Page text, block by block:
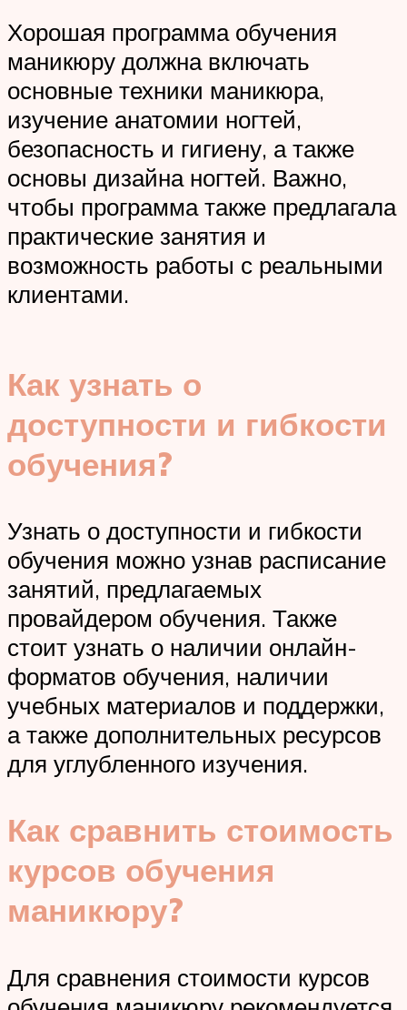
Хорошая программа обучения
маникюру должна включать
основные техники маникюра,
изучение анатомии ногтей,
безопасность и гигиену, а также
основы дизайна ногтей. Важно,
чтобы программа также предлагала
практические занятия и
возможность работы с реальными
клиентами.
Как узнать о
доступности и гибкости
обучения?
Узнать о доступности и гибкости
обучения можно узнав расписание
занятий, предлагаемых
провайдером обучения. Также
стоит узнать о наличии онлайн-
форматов обучения, наличии
учебных материалов и поддержки,
а также дополнительных ресурсов
для углубленного изучения.
Как сравнить стоимость
курсов обучения
маникюру?
Для сравнения стоимости курсов